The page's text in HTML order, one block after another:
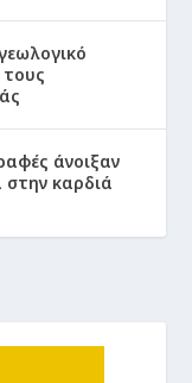
άνοιξαν
στην καρδιά